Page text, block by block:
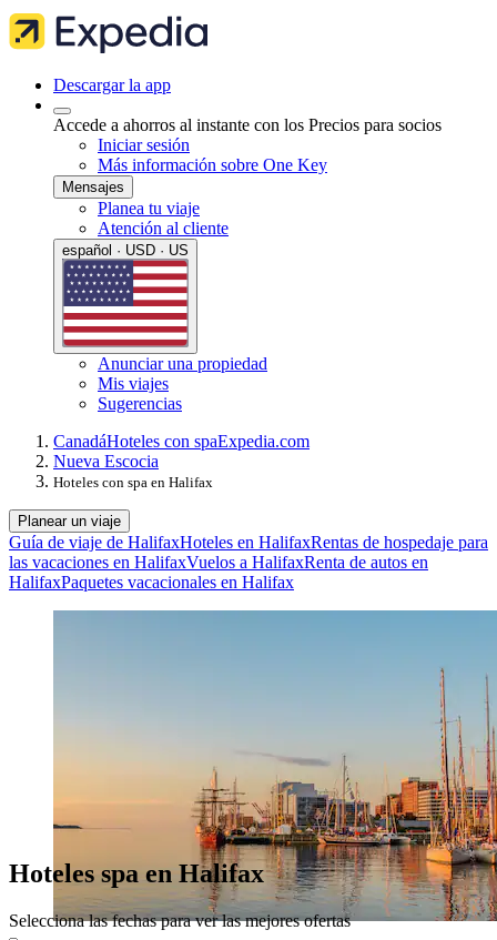
Descargar la app
Accede a ahorros al instante con los Precios para socios
Iniciar sesión
Más información sobre One Key
Mensajes
Planea tu viaje
Atención al cliente
español · USD · US
Anunciar una propiedad
Mis viajes
Sugerencias
CanadáHoteles con spaExpedia.com
Nueva Escocia
Hoteles con spa en Halifax
Planear un viaje
Guía de viaje de HalifaxHoteles en HalifaxRentas de hospedaje para
las vacaciones en HalifaxVuelos a HalifaxRenta de autos en
HalifaxPaquetes vacacionales en Halifax
Hoteles spa en Halifax
Selecciona las fechas para ver las mejores ofertas